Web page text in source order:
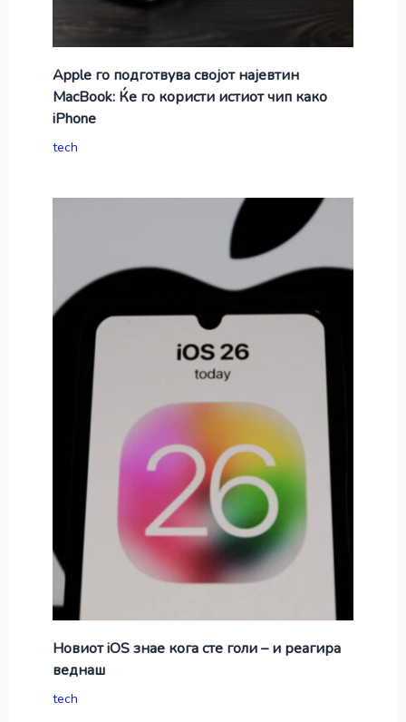
Apple го подготвува својот најевтин
MacBook: Ќе го користи истиот чип како
iPhone
tech
Новиот iOS знае кога сте голи – и реагира
веднаш
tech